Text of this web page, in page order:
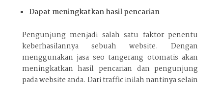
Dapat meningkatkan hasil pencarian
Pengunjung menjadi salah satu faktor penentu
keberhasilannya sebuah website. Dengan
menggunakan jasa seo tangerang otomatis akan
meningkatkan hasil pencarian dan pengunjung
pada website anda. Dari traffic inilah nantinya selain